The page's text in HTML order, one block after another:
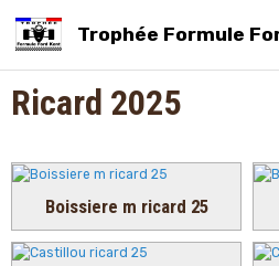
Trophée Formule
Ricard 2025
Boissiere m ricard 25